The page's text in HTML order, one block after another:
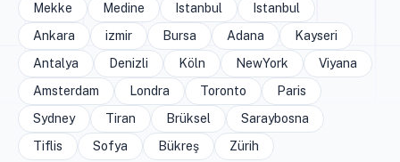
Mekke Medine Istanbul
Istanbul
Ankara
izmir Bursa Adana
Kayseri
Antalya
Denizli Köln NewYork
Viyana
Amsterdam
Londra Toronto
Paris
Sydney
Tiran Brüksel
Saraybosna
Tiflis
Sofya Bükreş Zürih